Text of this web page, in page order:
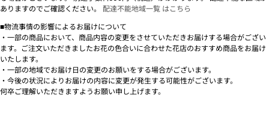
ありますのでご確認ください。 配達不能地域一覧 はこちら
■物流事情の影響によるお届けについて
・一部の商品において、商品内容の変更をさせていただきお届けする場合がござい
ます。ご注文いただきましたお花の色合いに合わせた花店のおすすめ商品をお届け
いたします。
・一部の地域でお届け日の変更のお願いをする場合がございます。
・今後の状況によりお届けの内容に変更が発生する可能性がございます。
何卒ご理解いただきますようお願い申し上げます。